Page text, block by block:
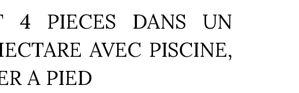
4 PIECES DANS UN
AVEC PISCINE,
A PIED